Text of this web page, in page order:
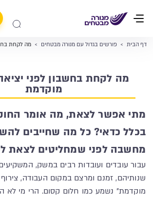
דף הבית > פורשים בגדול עם מנורה מבטחים >
מה לקחת בחשבון לפני
מוקדמת
מתי אפשר לצאת, מה אומר
בכלל כדאי? כל מה שחייבים
מחשבה לפני שמחליטים לצאת
עבור עובדים ועובדות רבים במשק,
שנותיהם, זמנם ומרצם במקום העבודה,
מוקדמת" נשמע כמו חלום קסום. הרי מי לא